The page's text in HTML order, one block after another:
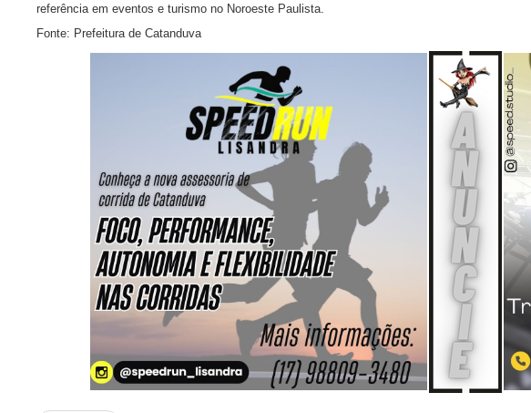
referência em eventos e turismo no Noroeste Paulista.
Fonte: Prefeitura de Catanduva